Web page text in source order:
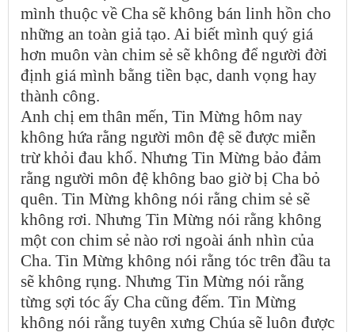
mình thuộc về Cha sẽ không bán linh hồn cho
những an toàn giả tạo. Ai biết mình quý giá
hơn muôn vàn chim sẻ sẽ không để người đời
định giá mình bằng tiền bạc, danh vọng hay
thành công.
Anh chị em thân mến, Tin Mừng hôm nay
không hứa rằng người môn đệ sẽ được miễn
trừ khỏi đau khổ. Nhưng Tin Mừng bảo đảm
rằng người môn đệ không bao giờ bị Cha bỏ
quên. Tin Mừng không nói rằng chim sẻ sẽ
không rơi. Nhưng Tin Mừng nói rằng không
một con chim sẻ nào rơi ngoài ánh nhìn của
Cha. Tin Mừng không nói rằng tóc trên đầu ta
sẽ không rụng. Nhưng Tin Mừng nói rằng
từng sợi tóc ấy Cha cũng đếm. Tin Mừng
không nói rằng tuyên xưng Chúa sẽ luôn được